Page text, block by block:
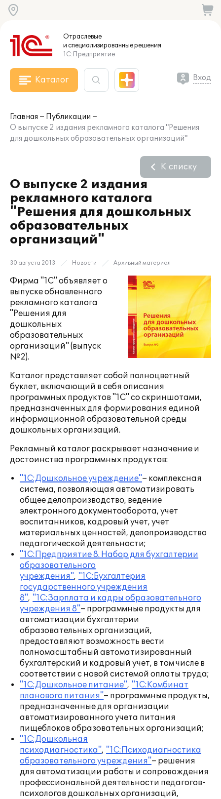
Отраслевые
и специализированныерешения
1С:Предприятие
Каталог Вход
Главная
Публикации
О выпуске 2 издания рекламного каталога "Решения
для дошкольных образовательных организаций"
О выпуске 2 издания
рекламного каталога
"Решения для дошкольных
образовательных
организаций"
К списку
30 августа 2013 Новости Архивный материал
Фирма "1С" объявляет о
выпуске обновленного
рекламного каталога
"Решения для
дошкольных
образовательных
организаций" (выпуск
№2).
Каталог представляет собой полноцветный
буклет, включающий в себя описания
программных продуктов "1С" со скриншотами,
предназначенных для формирования единой
информационной образовательной среды
дошкольных организаций.
Рекламный каталог раскрывает назначение и
достоинства программных продуктов:
"1С:Дошкольное учреждение"– комплексная
система, позволяющая автоматизировать
общее делопроизводство, ведение
электронного документооборота, учет
воспитанников, кадровый учет, учет
материальных ценностей, делопроизводство
педагогической деятельности;
"1С:Предприятие 8. Набор для бухгалтерии
образовательного
учреждения", "1С:Бухгалтерия
государственного учреждения
8", "1С:Зарплата и кадры образовательного
учреждения 8"– программные продукты для
автоматизации бухгалтерии
образовательных организаций,
предоставляют возможность вести
полномасштабный автоматизированный
бухгалтерский и кадровый учет, в том числе в
соответствии с новой системой оплаты труда;
"1С:Дошкольное питание", "1С:Комбинат
планового питания"– программные продукты,
предназначенные для организации
автоматизированного учета питания
пищеблоков образовательных организаций;
"1С:Дошкольная
психодиагностика", "1С:Психодиагностика
образовательного учреждения"– решения
для автоматизации работы и сопровождения
профессиональной деятельности педагогов-
психологов дошкольных организаций,